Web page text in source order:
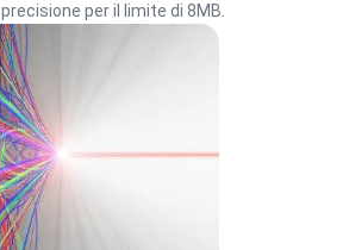
per il limite di 8MB.